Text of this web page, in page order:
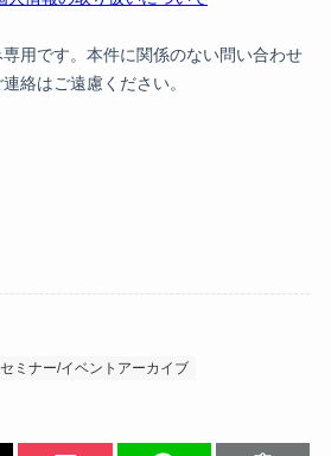
セミナー/イベントアーカイブ